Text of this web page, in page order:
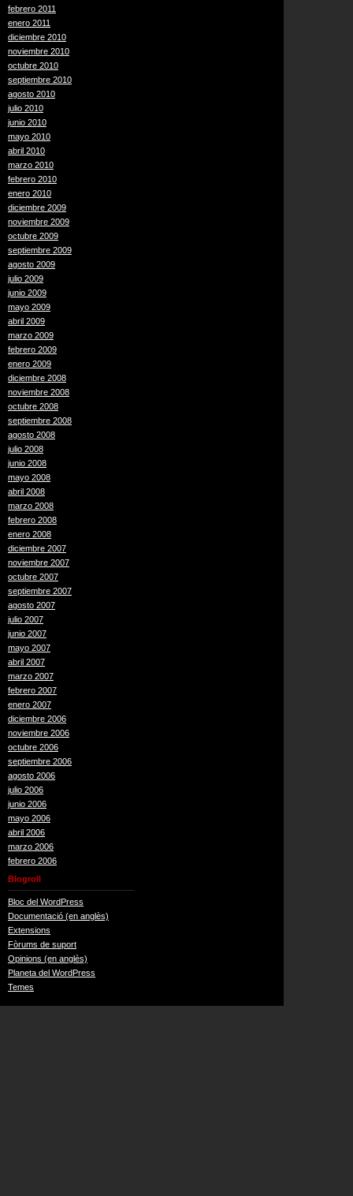
febrero 2011
enero 2011
diciembre 2010
noviembre 2010
octubre 2010
septiembre 2010
agosto 2010
julio 2010
junio 2010
mayo 2010
abril 2010
marzo 2010
febrero 2010
enero 2010
diciembre 2009
noviembre 2009
octubre 2009
septiembre 2009
agosto 2009
julio 2009
junio 2009
mayo 2009
abril 2009
marzo 2009
febrero 2009
enero 2009
diciembre 2008
noviembre 2008
octubre 2008
septiembre 2008
agosto 2008
julio 2008
junio 2008
mayo 2008
abril 2008
marzo 2008
febrero 2008
enero 2008
diciembre 2007
noviembre 2007
octubre 2007
septiembre 2007
agosto 2007
julio 2007
junio 2007
mayo 2007
abril 2007
marzo 2007
febrero 2007
enero 2007
diciembre 2006
noviembre 2006
octubre 2006
septiembre 2006
agosto 2006
julio 2006
junio 2006
mayo 2006
abril 2006
marzo 2006
febrero 2006
Blogroll
Bloc del WordPress
Documentació (en anglès)
Extensions
Fòrums de suport
Opinions (en anglès)
Planeta del WordPress
Temes